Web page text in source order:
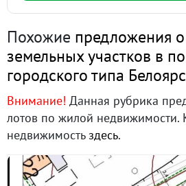
Похожие предложения
земельных участков в
городского типа
Внимание! Данная рубрика
лотов по жилой недвижимости.
недвижимостьздесь.